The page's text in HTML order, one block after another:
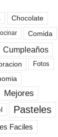
Chocolate
Comida
Cumpleaños
Fotos
Mejores
Pasteles
Faciles